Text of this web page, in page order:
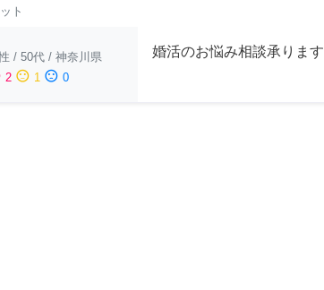
ト
/ 50代 / 神奈川県
2 sentiment_neutral 1 sentiment_dissatisfied 0
婚活のお悩み相談承ります